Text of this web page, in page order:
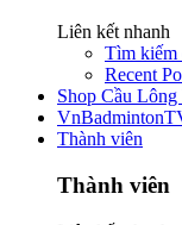
Liên kết nhanh
Tìm kiếm
Recent
Shop Cầu
Thành viên
Thành viên